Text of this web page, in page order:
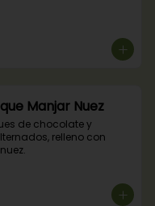
Manjar Nuez
de chocolate y
relleno con